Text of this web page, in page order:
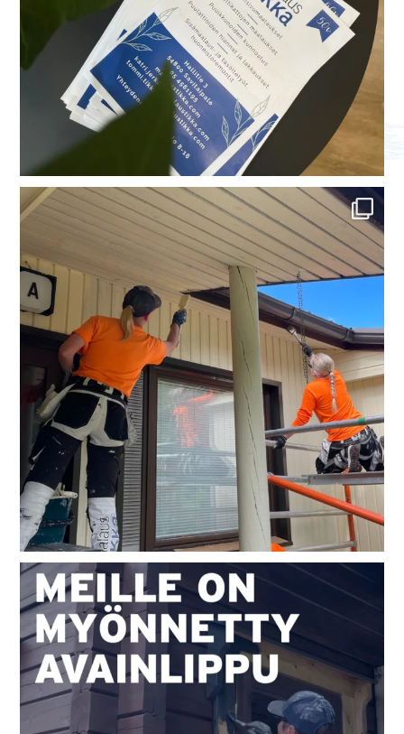
Ihanaa keskikesän aikaa! 🌿☀️
Alkukesän ...
48 1
Meille on myönnetty Avainlippu!
Avainlippu...
31 3